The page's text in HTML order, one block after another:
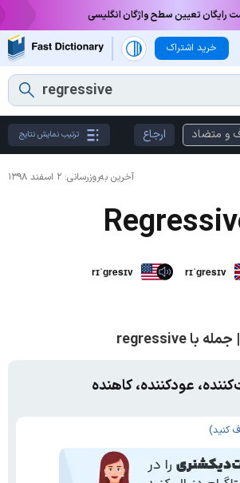
رایگان تعیین سطح واژگان انگلیسی
خرید اشتراک
و متضاد ارجاع ترتیب نمایش نتایج
آخرین به‌روزرسانی: ۲ اسفند ۱۳۹۸
rɪˈɡresɪv rɪˈɡresɪv
عودکننده، کاهنده
کنید)